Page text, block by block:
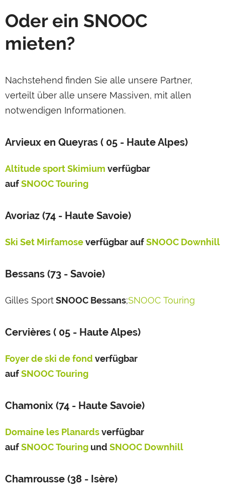
Oder ein SNOOC
mieten?
Nachstehend finden Sie alle unsere Partner,
verteilt über alle unsere Massiven, mit allen
notwendigen Informationen.
Arvieux en Queyras ( 05 - Haute Alpes)
Altitude sport Skimium verfügbar
aufSNOOCTouring
Avoriaz (74 - Haute Savoie)
Ski Set Mirfamoseverfügbar aufSNOOC Downhill
Bessans (73 - Savoie)
Gilles SportSNOOC Bessans;SNOOC Touring
Cervières ( 05 - Haute Alpes)
Foyer de ski de fond verfügbar
aufSNOOCTouring
Chamonix (74 - Haute Savoie)
Domaine les Planardsverfügbar
aufSNOOCTouring und SNOOC Downhill
Chamrousse (38 - Isère)